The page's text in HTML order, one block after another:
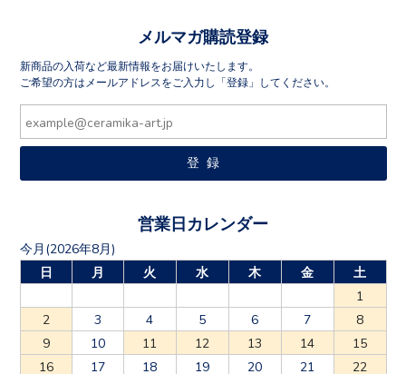
メルマガ購読登録
ご希望の方はメールアドレスをご入力し「登録」してください。
営業日カレンダー
今月(2026年8月)
日
月 火 水 木 金
土
1
2
3 4 5 6 7
8
9
10 11 12 13 14
15
16
17 18 19 20 21
22